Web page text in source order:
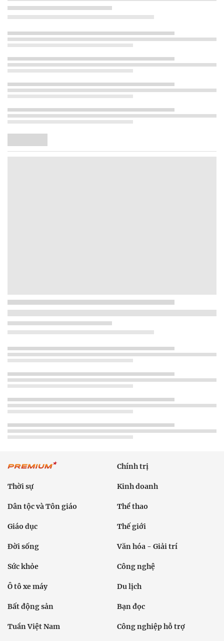
Chính trị
Thời sự Kinh doanh
Dân tộc và Tôn giáo Thể thao
Giáo dục Thế giới
Đời sống Văn hóa - Giải trí
Sức khỏe Công nghệ
Ô tô xe máy Du lịch
Bất động sản Bạn đọc
Tuần Việt Nam Công nghiệp hỗ trợ